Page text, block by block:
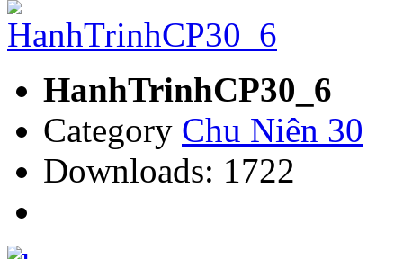
HanhTrinhCP30_6
Category Chu Niên 30
Downloads: 1722